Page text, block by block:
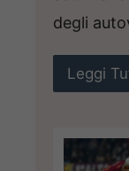
degli
Leggi